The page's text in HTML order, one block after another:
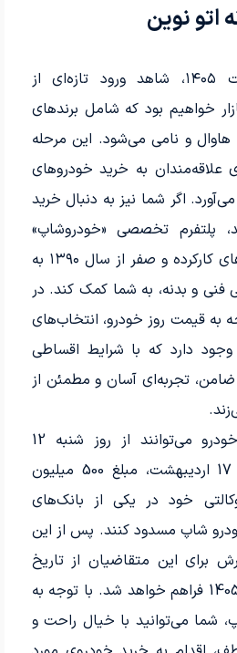
اتو نوین
از تاریخ ۱۲ اردیبهشت ۱۴۰۵، شاهد ورود تازه‌ای از
خواهیم بود که شامل برندهای
هاوال و نامی می‌شود. این مرحله
علاقه‌مندان به خرید خودروهای
اگر شما نیز به دنبال خرید
پلتفرم تخصصی «خودروشاپ»
می‌تواند با ارائه خودروهای کارکرده و صفر از سال ۱۳۹۰ به
فنی و بدنه، به شما کمک کند. در
به قیمت روز خودرو، انتخاب‌های
وجود دارد که با شرایط اقساطی
تجربه‌ای آسان و مطمئن از
علاقه‌مندان به خرید خودرو می‌توانند از روز شنبه 12
اردیبهشت تا پنج‌شنبه 17 اردیبهشت، مبلغ 500 میلیون
خود در یکی از بانک‌های
شاپ مسدود کنند. پس از این
برای این متقاضیان از تاریخ
1405/02/13 تا 1405/02/20 فراهم خواهد شد. با توجه به
شما می‌توانید با خیال راحت و